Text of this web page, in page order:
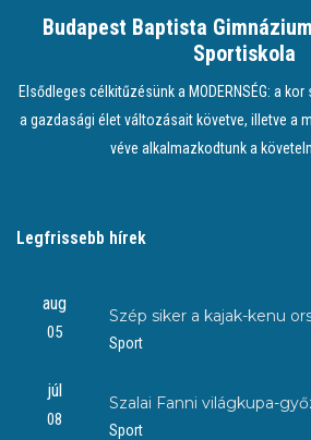
Budapest Baptista
Sportiskola
Elsődleges célkitűzésünk a MODERNSÉG: a
a gazdasági élet változásait követve, illetve a
véve alkalmazkodtunk a
Legfrissebb hírek
aug
05
Szép siker a kajak-kenu
Sport
júl
08
Szalai Fanni világkupa-
Sport